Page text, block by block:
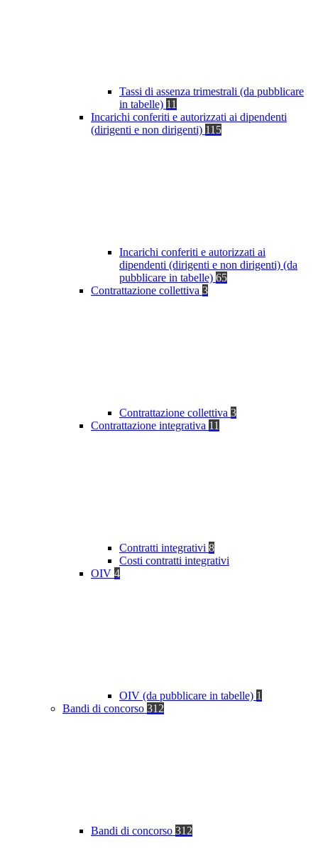
Tassi di assenza trimestrali (da pubblicare
in tabelle) 11
Incarichi conferiti e autorizzati ai dipendenti
(dirigenti e non dirigenti) 115
Incarichi conferiti e autorizzati ai
dipendenti (dirigenti e non dirigenti) (da
pubblicare in tabelle) 65
Contrattazione collettiva 3
Contrattazione collettiva 3
Contrattazione integrativa 11
Contratti integrativi 8
Costi contratti integrativi
OIV 4
OIV (da pubblicare in tabelle) 1
Bandi di concorso 312
Bandi di concorso 312